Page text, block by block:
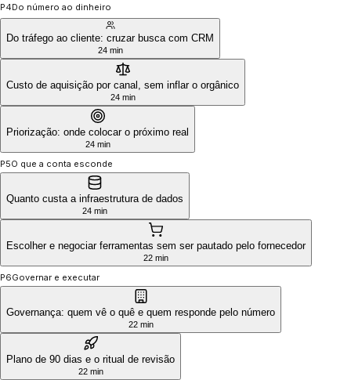
P4Do número ao dinheiro
Do tráfego ao cliente: cruzar busca com CRM
24 min
Custo de aquisição por canal, sem inflar o orgânico
24 min
Priorização: onde colocar o próximo real
24 min
P5O que a conta esconde
Quanto custa a infraestrutura de dados
24 min
Escolher e negociar ferramentas sem ser pautado pelo fornecedor
22 min
P6Governar e executar
Governança: quem vê o quê e quem responde pelo número
22 min
Plano de 90 dias e o ritual de revisão
22 min